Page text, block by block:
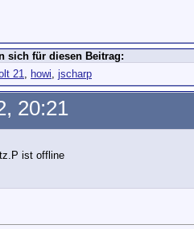
sich für diesen Beitrag:
21, howi, jscharp
20:21